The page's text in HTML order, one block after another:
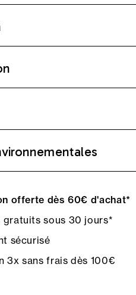
offerte dès 60€ d'achat*
gratuits sous 30 jours*
sécurisé
3x sans frais dès 100€